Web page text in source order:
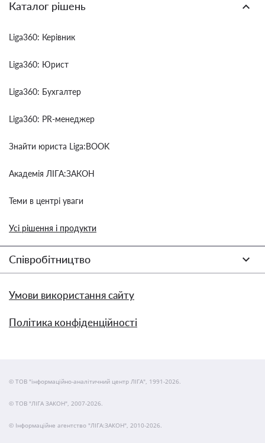
Каталог рішень
Liga360: Керівник
Liga360: Юрист
Liga360: Бухгалтер
Liga360: PR-менеджер
Знайти юриста Liga:BOOK
Академія ЛІГА:ЗАКОН
Теми в центрі уваги
Усі рішення і продукти
Співробітництво
Умови використання сайту
Політика конфіденційності
© ТОВ "інформаційно-аналітичний центр ЛІГА", 1991-2026.
© ТОВ "ЛІГА ЗАКОН", 2007-2026.
© Інформаційне агентство "ЛІГА:ЗАКОН", 2010-2026.